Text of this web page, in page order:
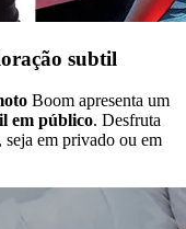
subtil
Boom apresenta um
em público. Desfruta
seja em privado ou em